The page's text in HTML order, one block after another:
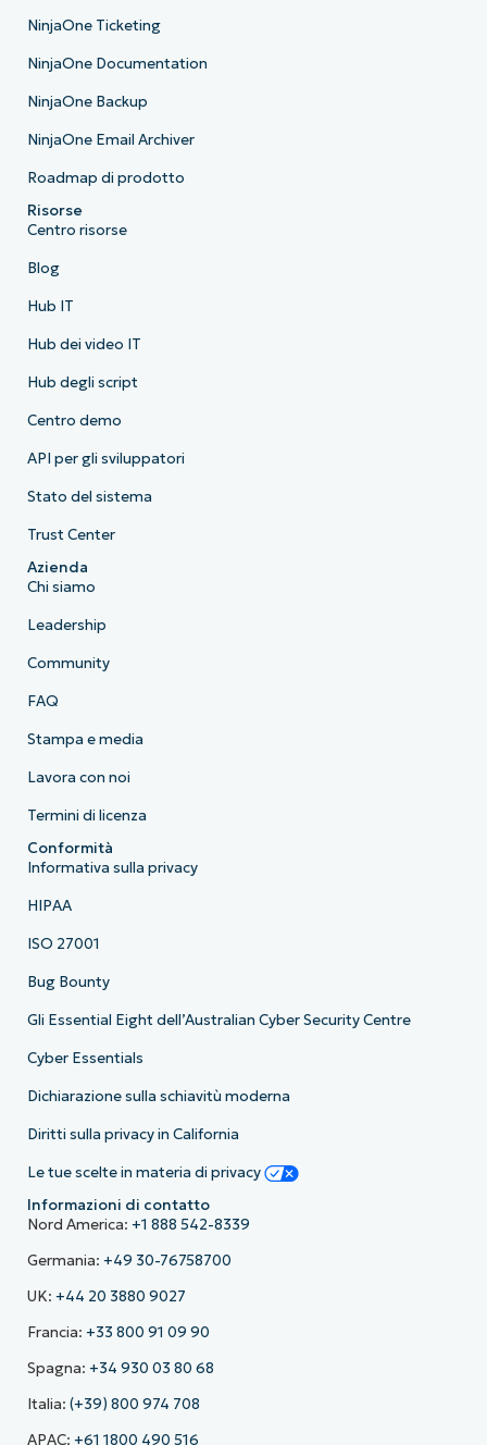
NinjaOne Ticketing
NinjaOne Documentation
NinjaOne Backup
NinjaOne Email Archiver
Roadmap di prodotto
Risorse
Centro risorse
Blog
Hub IT
Hub dei video IT
Hub degli script
Centro demo
API per gli sviluppatori
Stato del sistema
Trust Center
Azienda
Chi siamo
Leadership
Community
FAQ
Stampa e media
Lavora con noi
Termini di licenza
Conformità
Informativa sulla privacy
HIPAA
ISO 27001
Bug Bounty
Gli Essential Eight dell’Australian Cyber Security Centre
Cyber Essentials
Dichiarazione sulla schiavitù moderna
Diritti sulla privacy in California
Le tue scelte in materia di privacy
Informazioni di contatto
Nord America: +1 888 542-8339
Germania: +49 30-76758700
UK: +44 20 3880 9027
Francia: +33 800 91 09 90
Spagna: +34 930 03 80 68
Italia: (+39) 800 974 708
APAC: +61 1800 490 516